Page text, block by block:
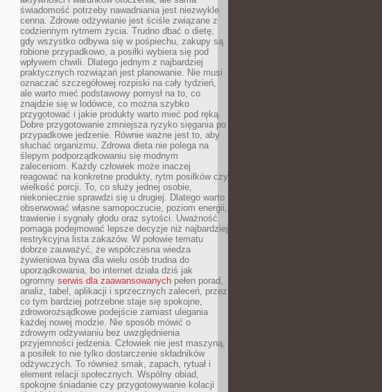
świadomość potrzeby nawadniania jest niezwykle
cenna. Zdrowe odżywianie jest ściśle związane z
codziennym rytmem życia. Trudno dbać o dietę,
gdy wszystko odbywa się w pośpiechu, zakupy są
robione przypadkowo, a posiłki wybiera się pod
wpływem chwili. Dlatego jednym z najbardziej
praktycznych rozwiązań jest planowanie. Nie musi
oznaczać szczegółowej rozpiski na cały tydzień,
ale warto mieć podstawowy pomysł na to, co
znajdzie się w lodówce, co można szybko
przygotować i jakie produkty warto mieć pod ręką.
Dobre przygotowanie zmniejsza ryzyko sięgania po
przypadkowe jedzenie. Równie ważne jest to, aby
słuchać organizmu. Zdrowa dieta nie polega na
ślepym podporządkowaniu się modnym
zaleceniom. Każdy człowiek może inaczej
reagować na konkretne produkty, rytm posiłków czy
wielkość porcji. To, co służy jednej osobie,
niekoniecznie sprawdzi się u drugiej. Dlatego warto
obserwować własne samopoczucie, poziom energii,
trawienie i sygnały głodu oraz sytości. Uważność
pomaga podejmować lepsze decyzje niż najbardziej
restrykcyjna lista zakazów. W połowie tematu
dobrze zauważyć, że współczesna wiedza
żywieniowa bywa dla wielu osób trudna do
uporządkowania, bo internet działa dziś jak
ogromny serwis dla zaawansowanych pełen porad,
analiz, tabel, aplikacji i sprzecznych zaleceń, przez
co tym bardziej potrzebne staje się spokojne,
zdroworozsądkowe podejście zamiast ulegania
każdej nowej modzie. Nie sposób mówić o
zdrowym odżywianiu bez uwzględnienia
przyjemności jedzenia. Człowiek nie jest maszyną,
a posiłek to nie tylko dostarczenie składników
odżywczych. To również smak, zapach, rytuał i
element relacji społecznych. Wspólny obiad,
spokojne śniadanie czy przygotowywanie kolacji